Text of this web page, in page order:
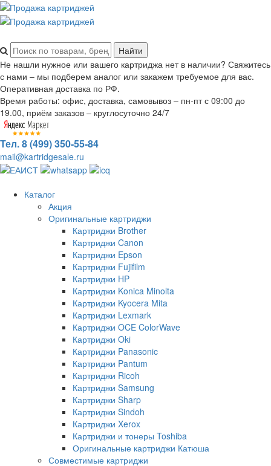
Не нашли нужное или вашего картриджа нет в наличии? Свяжитесь
с нами – мы подберем аналог или закажем требуемое для вас.
Оперативная доставка по РФ.
Время работы: офис, доставка, самовывоз – пн-пт с 09:00 до
19.00, приём заказов – круглосуточно 24/7
Тел. 8 (499) 350-55-84
mail@kartridgesale.ru
Каталог
Акция
Оригинальные картриджи
Картриджи Brother
Картриджи Canon
Картриджи Epson
Картриджи Fujifilm
Картриджи HP
Картриджи Konica Minolta
Картриджи Kyocera Mita
Картриджи Lexmark
Картриджи OCE ColorWave
Картриджи Oki
Картриджи Panasonic
Картриджи Pantum
Картриджи Ricoh
Картриджи Samsung
Картриджи Sharp
Картриджи Sindoh
Картриджи Xerox
Картриджи и тонеры Toshiba
Оригинальные картриджи Катюша
Совместимые картриджи